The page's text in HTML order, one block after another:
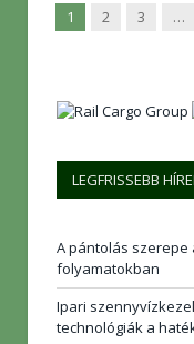
1 2 3 …
LEGFRISSEBB
A pántolás szerepe
folyamatokban
Ipari
technológiák a